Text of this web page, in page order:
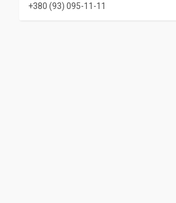
+380 (93) 095-11-11